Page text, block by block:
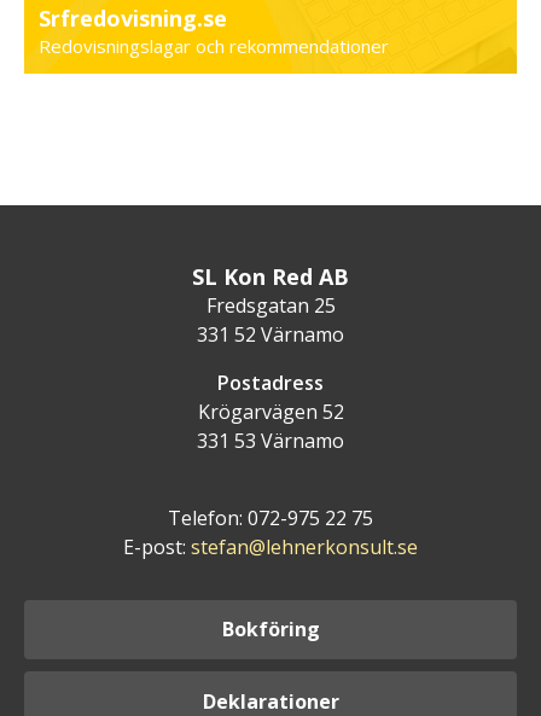
Srfredovisning.se
Redovisningslagar och rekommendationer
SL Kon Red AB
Fredsgatan 25
331 52 Värnamo
Postadress
Krögarvägen 52
331 53 Värnamo
Telefon: 072-975 22 75
E-post: stefan@lehnerkonsult.se
Bokföring
Deklarationer